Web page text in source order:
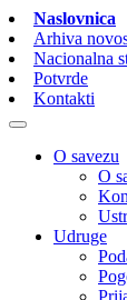
Naslovnica
Arhiva
Nacionalna
Potvrde
Kontakti
O savezu
O
Udruge